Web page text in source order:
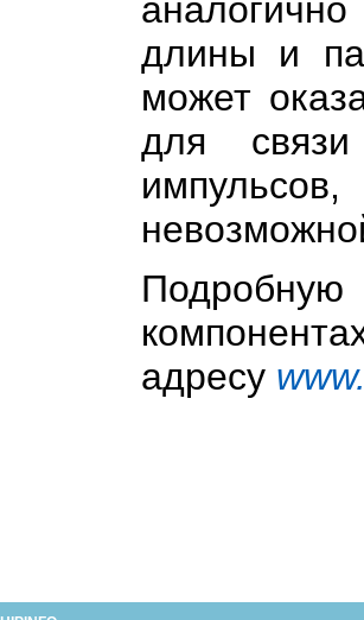
аналогично
длины и
может
для
адресу